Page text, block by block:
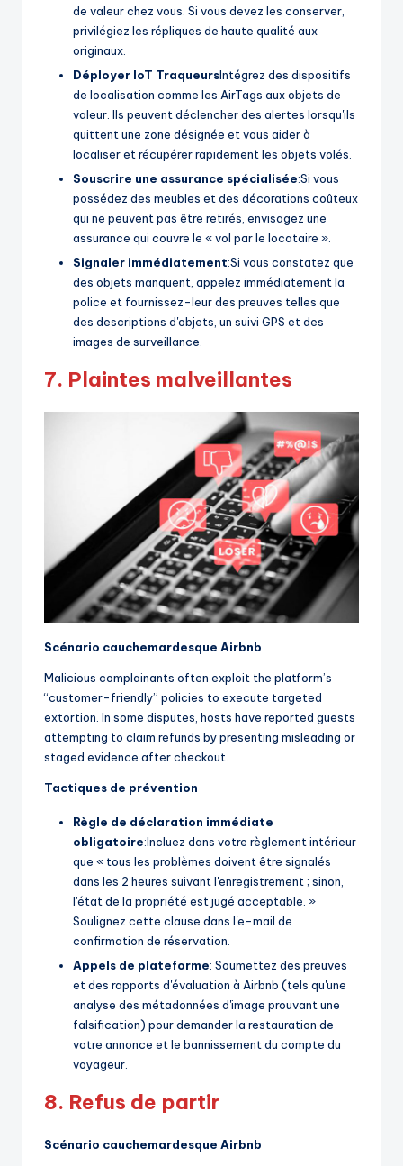
de valeur chez vous. Si vous devez les conserver,
privilégiez les répliques de haute qualité aux
originaux.
Déployer IoT TraqueursIntégrez des dispositifs
de localisation comme les AirTags aux objets de
valeur. Ils peuvent déclencher des alertes lorsqu'ils
quittent une zone désignée et vous aider à
localiser et récupérer rapidement les objets volés.
Souscrire une assurance spécialisée:Si vous
possédez des meubles et des décorations coûteux
qui ne peuvent pas être retirés, envisagez une
assurance qui couvre le « vol par le locataire ».
Signaler immédiatement:Si vous constatez que
des objets manquent, appelez immédiatement la
police et fournissez-leur des preuves telles que
des descriptions d'objets, un suivi GPS et des
images de surveillance.
7. Plaintes malveillantes
Scénario cauchemardesque Airbnb
Malicious complainants often exploit the platform’s
“customer-friendly” policies to execute targeted
extortion. In some disputes, hosts have reported guests
attempting to claim refunds by presenting misleading or
staged evidence after checkout.
Tactiques de prévention
Règle de déclaration immédiate
obligatoire:Incluez dans votre règlement intérieur
que « tous les problèmes doivent être signalés
dans les 2 heures suivant l'enregistrement ; sinon,
l'état de la propriété est jugé acceptable. »
Soulignez cette clause dans l'e-mail de
confirmation de réservation.
Appels de plateforme: Soumettez des preuves
et des rapports d'évaluation à Airbnb (tels qu'une
analyse des métadonnées d'image prouvant une
falsification) pour demander la restauration de
votre annonce et le bannissement du compte du
voyageur.
8. Refus de partir
Scénario cauchemardesque Airbnb